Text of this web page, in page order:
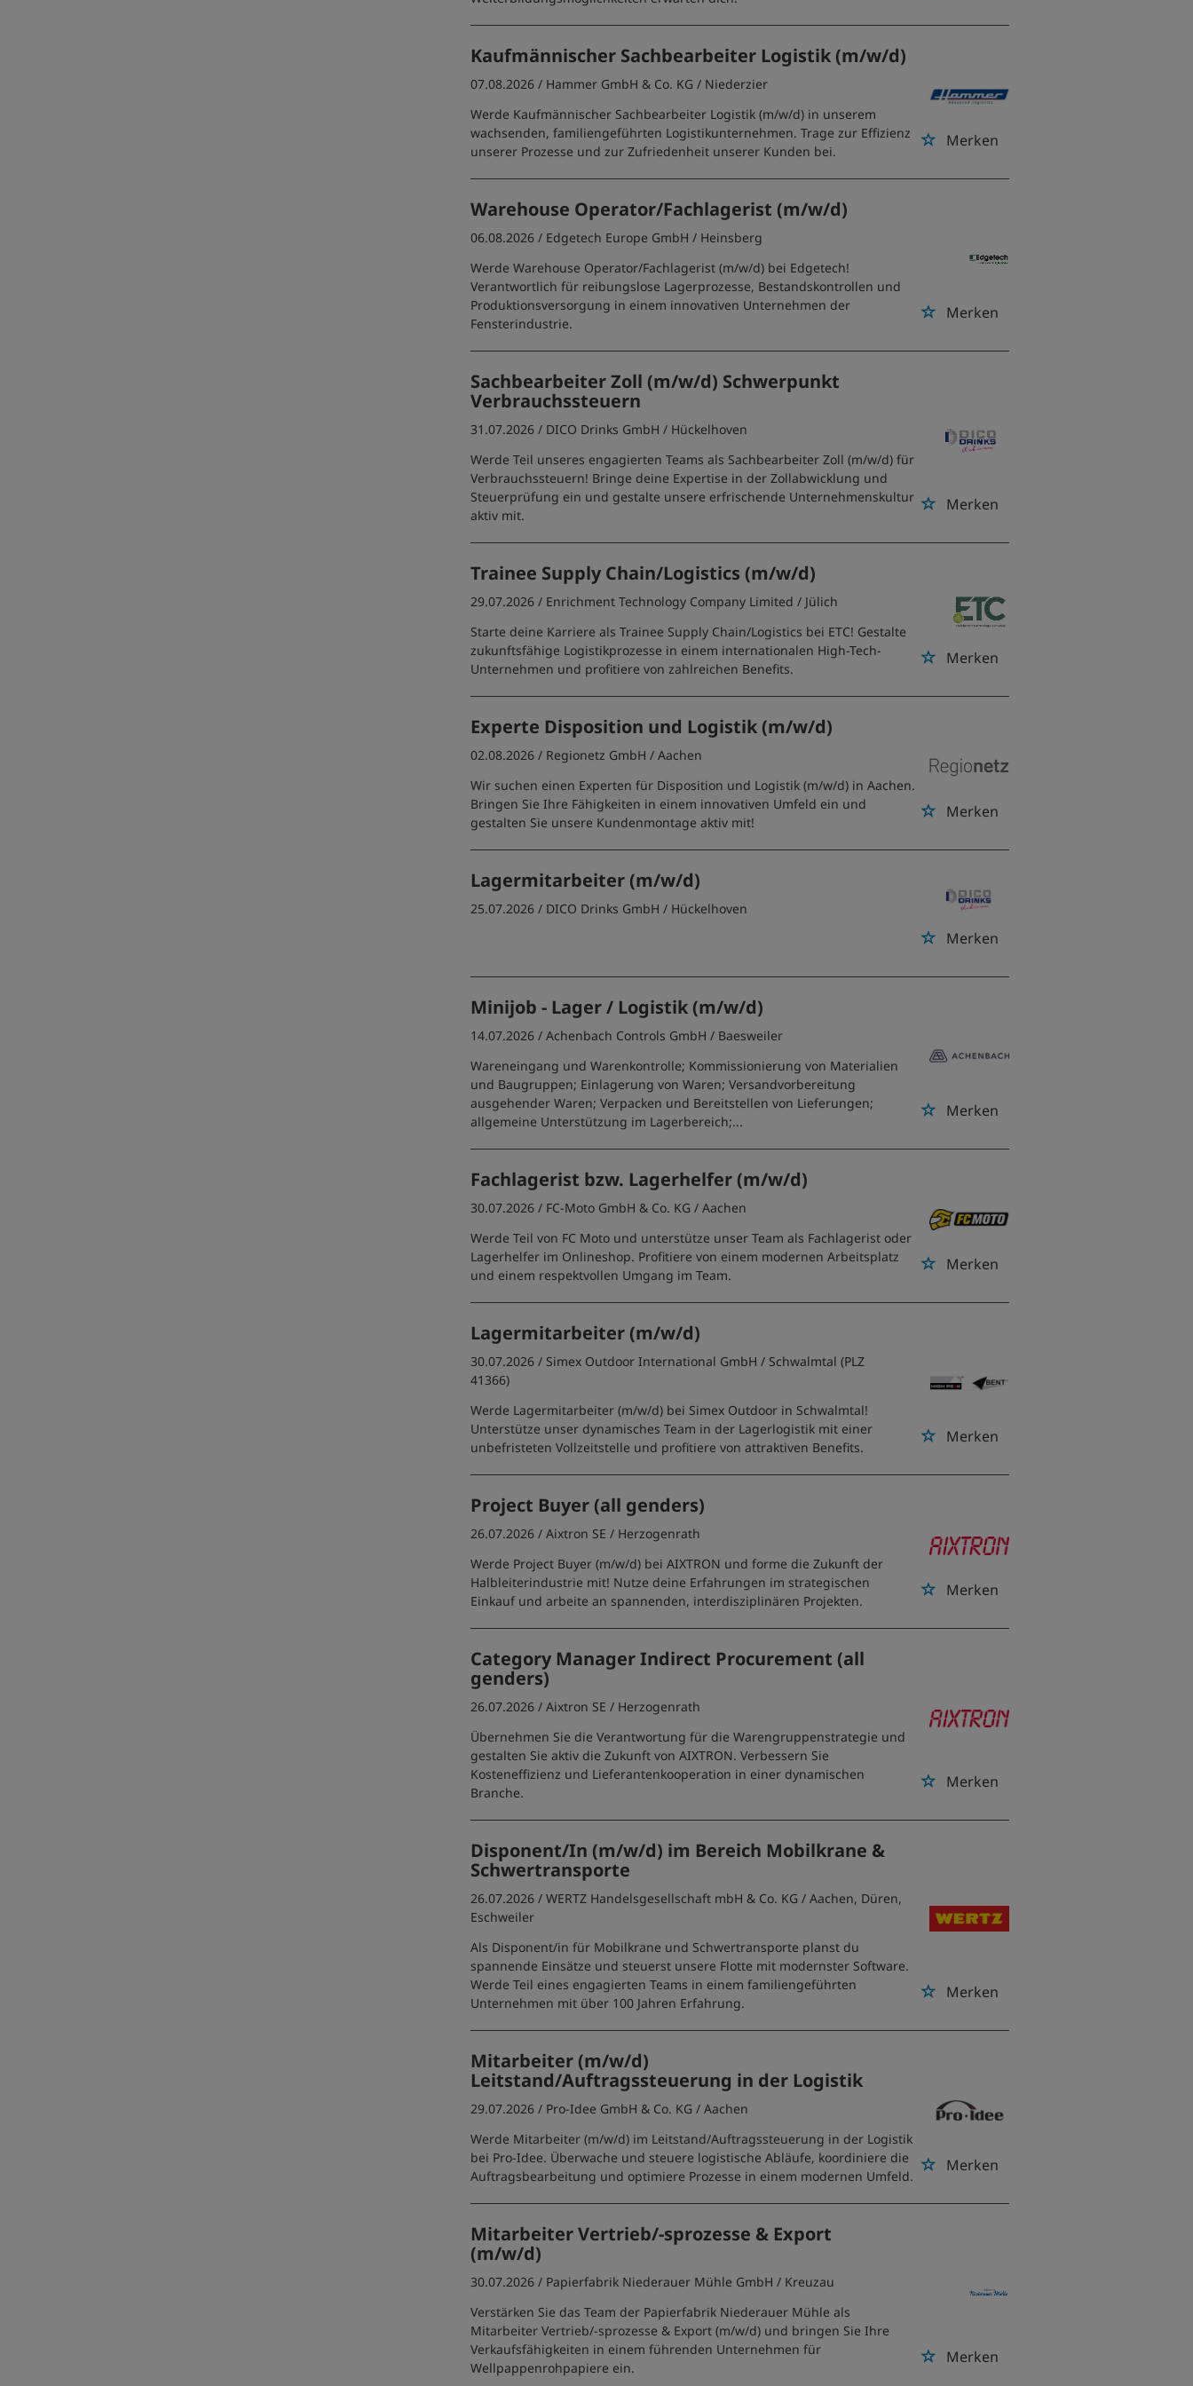
Kaufmännischer Sachbearbeiter Logistik (m/w/d)
Merken
07.08.2026 / Hammer GmbH & Co. KG / Niederzier
Werde Kaufmännischer Sachbearbeiter Logistik (m/w/d) in unserem
wachsenden, familiengeführten Logistikunternehmen. Trage zur Effizienz
unserer Prozesse und zur Zufriedenheit unserer Kunden bei.
Warehouse Operator/Fachlagerist (m/w/d)
Merken
06.08.2026 / Edgetech Europe GmbH / Heinsberg
Werde Warehouse Operator/Fachlagerist (m/w/d) bei Edgetech!
Verantwortlich für reibungslose Lagerprozesse, Bestandskontrollen und
Produktionsversorgung in einem innovativen Unternehmen der
Fensterindustrie.
Sachbearbeiter Zoll (m/w/d) Schwerpunkt
Verbrauchssteuern
Merken
31.07.2026 / DICO Drinks GmbH / Hückelhoven
Werde Teil unseres engagierten Teams als Sachbearbeiter Zoll (m/w/d) für
Verbrauchssteuern! Bringe deine Expertise in der Zollabwicklung und
Steuerprüfung ein und gestalte unsere erfrischende Unternehmenskultur
aktiv mit.
Trainee Supply Chain/Logistics (m/w/d)
Merken
29.07.2026 / Enrichment Technology Company Limited / Jülich
Starte deine Karriere als Trainee Supply Chain/Logistics bei ETC! Gestalte
zukunftsfähige Logistikprozesse in einem internationalen High-Tech-
Unternehmen und profitiere von zahlreichen Benefits.
Experte Disposition und Logistik (m/w/d)
Merken
02.08.2026 / Regionetz GmbH / Aachen
Wir suchen einen Experten für Disposition und Logistik (m/w/d) in Aachen.
Bringen Sie Ihre Fähigkeiten in einem innovativen Umfeld ein und
gestalten Sie unsere Kundenmontage aktiv mit!
Lagermitarbeiter (m/w/d)
Merken
25.07.2026 / DICO Drinks GmbH / Hückelhoven
Minijob - Lager / Logistik (m/w/d)
Merken
14.07.2026 /Achenbach Controls GmbH / Baesweiler
Wareneingang und Warenkontrolle; Kommissionierung von Materialien
und Baugruppen; Einlagerung von Waren; Versandvorbereitung
ausgehender Waren; Verpacken und Bereitstellen von Lieferungen;
allgemeine Unterstützung im Lagerbereich;...
Fachlagerist bzw. Lagerhelfer (m/w/d)
Merken
30.07.2026 / FC-Moto GmbH & Co. KG / Aachen
Werde Teil von FC Moto und unterstütze unser Team als Fachlagerist oder
Lagerhelfer im Onlineshop. Profitiere von einem modernen Arbeitsplatz
und einem respektvollen Umgang im Team.
Lagermitarbeiter (m/w/d)
Merken
30.07.2026 / Simex Outdoor International GmbH / Schwalmtal (PLZ
41366)
Werde Lagermitarbeiter (m/w/d) bei Simex Outdoor in Schwalmtal!
Unterstütze unser dynamisches Team in der Lagerlogistik mit einer
unbefristeten Vollzeitstelle und profitiere von attraktiven Benefits.
Project Buyer (all genders)
Merken
26.07.2026 /Aixtron SE / Herzogenrath
Werde Project Buyer (m/w/d) bei AIXTRON und forme die Zukunft der
Halbleiterindustrie mit! Nutze deine Erfahrungen im strategischen
Einkauf und arbeite an spannenden, interdisziplinären Projekten.
Category Manager Indirect Procurement (all
genders)
Merken
26.07.2026 /Aixtron SE / Herzogenrath
Übernehmen Sie die Verantwortung für die Warengruppenstrategie und
gestalten Sie aktiv die Zukunft von AIXTRON. Verbessern Sie
Kosteneffizienz und Lieferantenkooperation in einer dynamischen
Branche.
Disponent/In (m/w/d) im Bereich Mobilkrane &
Schwertransporte
Merken
26.07.2026 /WERTZ Handelsgesellschaft mbH & Co. KG / Aachen, Düren,
Eschweiler
Als Disponent/in für Mobilkrane und Schwertransporte planst du
spannende Einsätze und steuerst unsere Flotte mit modernster Software.
Werde Teil eines engagierten Teams in einem familiengeführten
Unternehmen mit über 100 Jahren Erfahrung.
Mitarbeiter (m/w/d)
Leitstand/Auftragssteuerung in der Logistik
Merken
29.07.2026 / Pro-Idee GmbH & Co. KG / Aachen
Werde Mitarbeiter (m/w/d) im Leitstand/Auftragssteuerung in der Logistik
bei Pro-Idee. Überwache und steuere logistische Abläufe, koordiniere die
Auftragsbearbeitung und optimiere Prozesse in einem modernen Umfeld.
Mitarbeiter Vertrieb/-sprozesse & Export
(m/w/d)
Merken
30.07.2026 / Papierfabrik Niederauer Mühle GmbH / Kreuzau
Verstärken Sie das Team der Papierfabrik Niederauer Mühle als
Mitarbeiter Vertrieb/-sprozesse & Export (m/w/d) und bringen Sie Ihre
Verkaufsfähigkeiten in einem führenden Unternehmen für
Wellpappenrohpapiere ein.